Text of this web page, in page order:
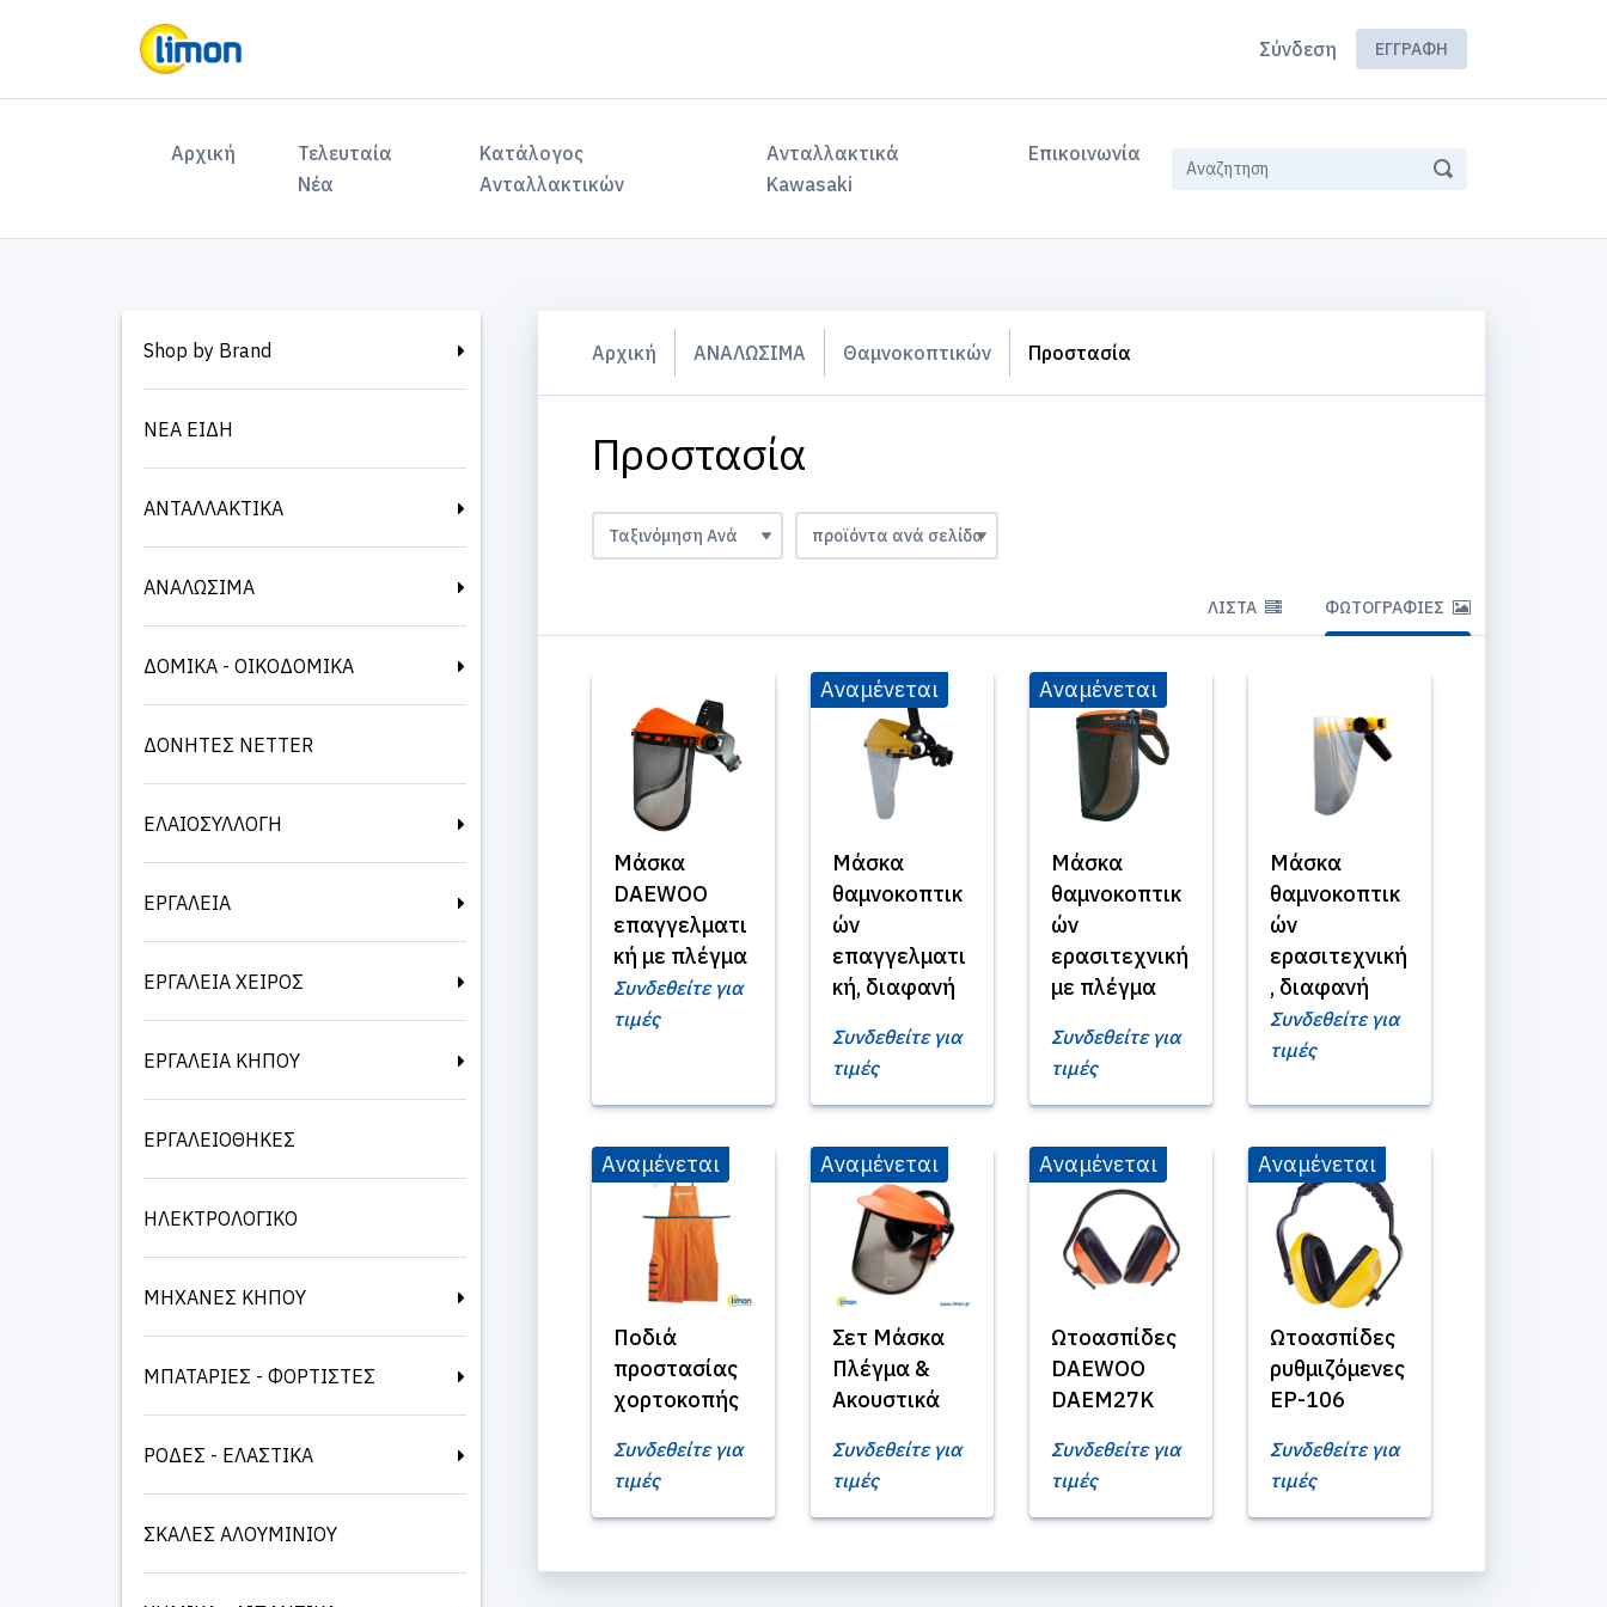
Σύνδεση ΕΓΓΡΑΦΉ
Αρχική (current)Τελευταία
Νέα
Κατάλογος
Ανταλλακτικών
Ανταλλακτικά
Kawasaki
Επικοινωνία
Shop by Brand
ΝΕΑ ΕΙΔΗ
ΑΝΤΑΛΛΑΚΤΙΚΑ
ΑΝΑΛΩΣΙΜΑ
ΔΟΜΙΚΑ - ΟΙΚΟΔΟΜΙΚΑ
ΔΟΝΗΤΕΣ NETTER
ΕΛΑΙΟΣΥΛΛΟΓΗ
ΕΡΓΑΛΕΙΑ
ΕΡΓΑΛΕΙΑ ΧΕΙΡΟΣ
ΕΡΓΑΛΕΙΑ ΚΗΠΟΥ
ΕΡΓΑΛΕΙΟΘΗΚΕΣ
ΗΛΕΚΤΡΟΛΟΓΙΚΟ
ΜΗΧΑΝΕΣ ΚΗΠΟΥ
ΜΠΑΤΑΡΙΕΣ - ΦΟΡΤΙΣΤΕΣ
ΡΟΔΕΣ - ΕΛΑΣΤΙΚΑ
ΣΚΑΛΕΣ ΑΛΟΥΜΙΝΙΟΥ
Αρχική ΑΝΑΛΩΣΙΜΑ Θαμνοκοπτικών Προστασία
Προστασία
ΛΊΣΤΑ ΦΩΤΟΓΡΑΦΊΕΣ
Μάσκα
DAEWOO
επαγγελματι
κή με πλέγμα
Συνδεθείτε για
τιμές
Μάσκα
θαμνοκοπτικ
ών
επαγγελματι
κή, διαφανή
Αναμένεται
Συνδεθείτε για
τιμές
Μάσκα
θαμνοκοπτικ
ών
ερασιτεχνική
με πλέγμα
Αναμένεται
Συνδεθείτε για
τιμές
Μάσκα
θαμνοκοπτικ
ών
ερασιτεχνική
, διαφανή
Συνδεθείτε για
τιμές
Ποδιά
προστασίας
χορτοκοπής
Αναμένεται
Συνδεθείτε για
τιμές
Σετ Μάσκα
Πλέγμα &
Ακουστικά
Αναμένεται
Συνδεθείτε για
τιμές
Ωτοασπίδες
DAEWOO
DAEM27K
Αναμένεται
Συνδεθείτε για
τιμές
Ωτοασπίδες
ρυθμιζόμενες
EP-106
Αναμένεται
Συνδεθείτε για
τιμές